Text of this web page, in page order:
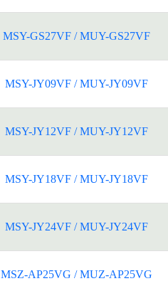
MSY-GS27VF / MUY-GS27VF
MSY-JY09VF / MUY-JY09VF
MSY-JY12VF / MUY-JY12VF
MSY-JY18VF / MUY-JY18VF
MSY-JY24VF / MUY-JY24VF
MSZ-AP25VG / MUZ-AP25VG